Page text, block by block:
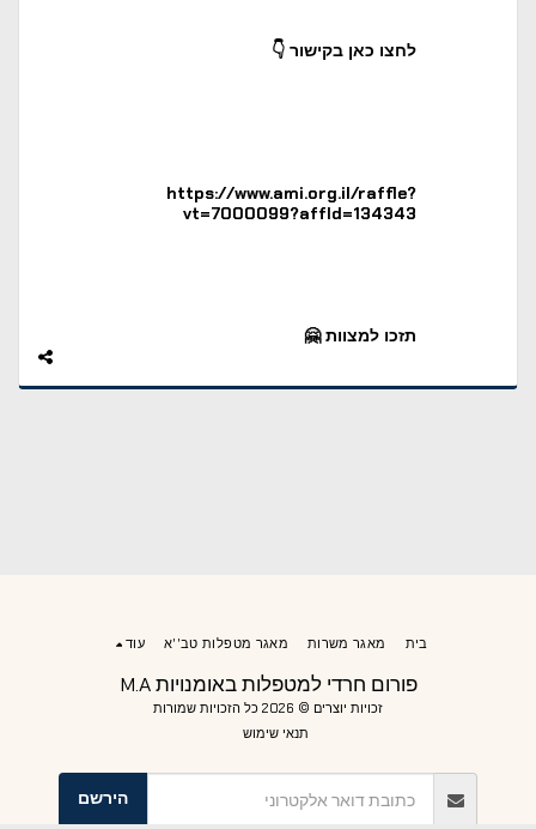
לחצו כאן בקישור 👇
https://www.ami.org.il/raffle?
vt=7000099?affId=134343
תזכו למצוות 🤗
פורום חרדי למטפלות באומנויות M.A
זכויות יוצרים © 2026 כל הזכויות שמורות
תנאי שימוש
בית מאגר משרות מאגר מטפלות טב''א עוד
הירשם